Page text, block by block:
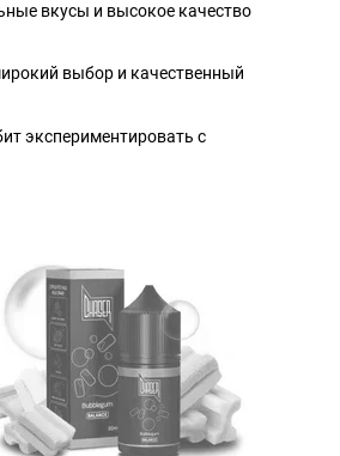
вкусы и высокое качество
выбор и качественный
экспериментировать с